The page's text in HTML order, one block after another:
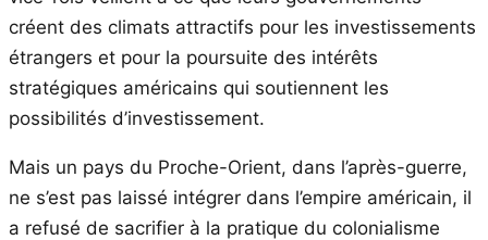
créent des climats attractifs pour les investissements
étrangers et pour la poursuite des intérêts
stratégiques américains qui soutiennent les
possibilités d’investissement.
Mais un pays du Proche-Orient, dans l’après-guerre,
ne s’est pas laissé intégrer dans l’empire américain, il
a refusé de sacrifier à la pratique du colonialisme